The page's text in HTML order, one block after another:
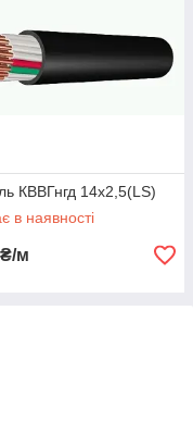
КВВГнгд 14х2,5(LS)
в наявності
₴/м